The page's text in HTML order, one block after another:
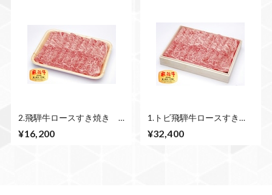
2.飛騨牛ロースすき焼き
¥16,200
1.トビ飛騨牛ロースすき
¥32,400